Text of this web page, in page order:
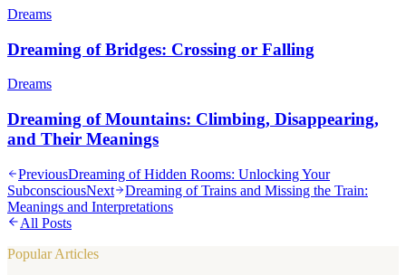
Dreams
Dreaming of Bridges: Crossing or Falling
Dreams
Dreaming of Mountains: Climbing, Disappearing,
and Their Meanings
PreviousDreaming of Hidden Rooms: Unlocking Your
SubconsciousNext
Dreaming of Trains and Missing the Train:
Meanings and Interpretations
All Posts
Popular Articles